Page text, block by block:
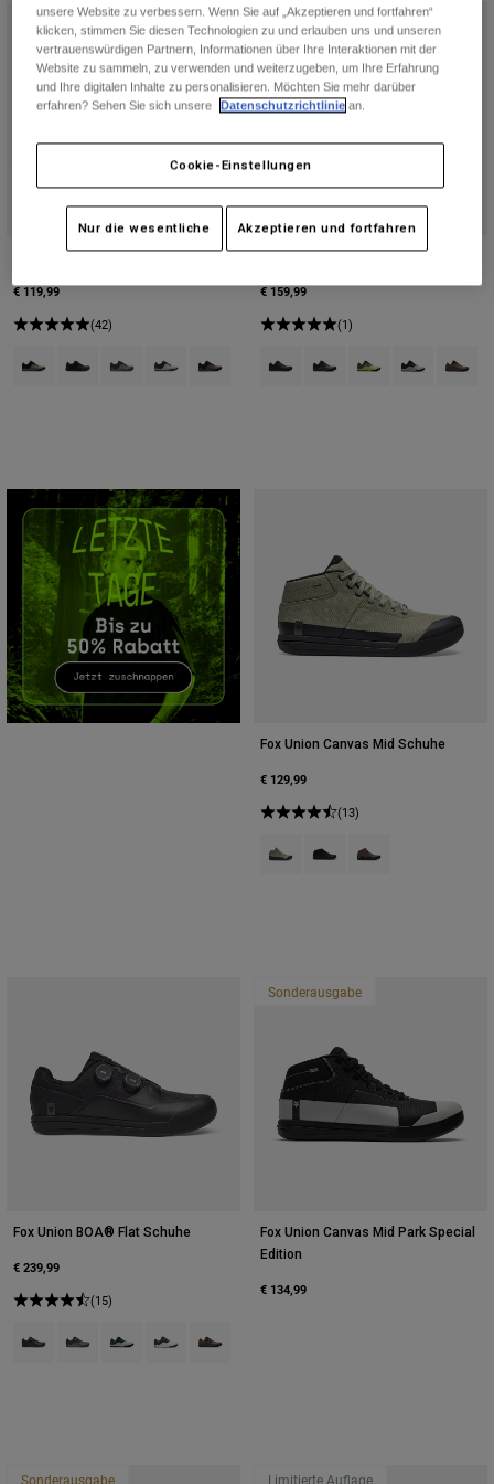
MTB entdecken
MTB Ratgeber
Helm-Pflegeanleitung
Moto entdecken
Product Help
Motorradausrüstung Ratgeber
Stiefel-Pflegeanleitung
T-shirts
Hoodies und Pullover
Alle anzeigen
Zubehör
Hüte & Mützen
Socken
Stickers
Sonstiges Zubehör
Jacken
Socken
Alle anzeigen
Hoodies und Pullover
Jacken
Hosen
Zubehör
Alles in Accessoires
Taschen & Rucksäcke
Hüte & Mützen
Alle anzeigen
Schuhe Fox Union Canvas
€ 119,99
(42)
Product swatch type of Adobe-Rot.
Product swatch type of Schwarz.
Product swatch type of Dunkles Schattengrau.
Product swatch type of Vintage-Weiß.
Product swatch type of Purple Dusk.
Fox Union Flat
€ 159,99
(1)
Product swatch type of Schwarz.
Product swatch type of
Product swatch
Product
Fox Union Canvas Mid Schuhe
€ 129,99
(13)
Product swatch type of Adobe-
Product swatch type of
Product swatch
Fox Union BOA® Flat Schuhe
€ 239,99
(15)
Product swatch type of Schwarz.
Product swatch type of Dunkles Schattengrau.
Product swatch type of Frostblau.
Product swatch type of Vintage-Weiß.
Product swatch type of Purple Dusk.
Sonderausgabe
Fox Union Canvas Mid Park Special
Edition
€ 134,99
Sonderausgabe Limitierte Auflage
unsere Website zu verbessern. Wenn Sie auf „Akzeptieren und fortfahren“
klicken, stimmen Sie diesen Technologien zu und erlauben uns und unseren
vertrauenswürdigen Partnern, Informationen über Ihre Interaktionen mit der
Website zu sammeln, zu verwenden und weiterzugeben, um Ihre Erfahrung
und Ihre digitalen Inhalte zu personalisieren. Möchten Sie mehr darüber
erfahren? Sehen Sie sich unsere
Datenschutzrichtlinie an.
Cookie-Einstellungen
Nur die wesentliche Akzeptieren und fortfahren